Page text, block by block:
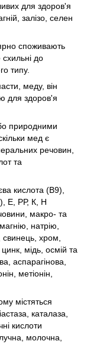
для здоров'я
залізо, селен
споживають
до
типу.
меду, він
для здоров'я
природними
мед є
речовин,
та
кислота (B9),
E, РР, К, Н
макро- та
натрію,
хром,
мідь, осмій та
аспарагінова,
метіонін,
містяться
каталаза,
кислоти
молочна,